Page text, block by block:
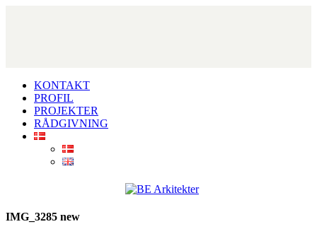
KONTAKT
PROFIL
PROJEKTER
RÅDGIVNING
IMG_3285 new